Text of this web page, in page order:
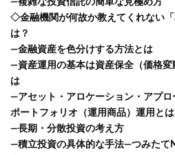
―複雑な投資信託の簡単な見極め方
◇金融機関が何故か教えてくれない
は？
―金融資産を色分けする方法とは
―資産運用の基本は資産保全（価格変
は
―アセット・アロケーション・アプロ
ポートフォリオ（運用商品）運用とは
―長期・分散投資の考え方
―積立投資の具体的な手法―つみたて